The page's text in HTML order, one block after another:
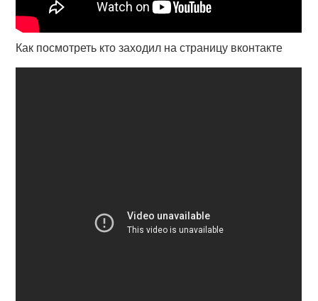
Как посмотреть кто заходил на страницу вконтакте